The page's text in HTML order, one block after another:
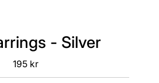
- Silver
Regular
Price
195 kr